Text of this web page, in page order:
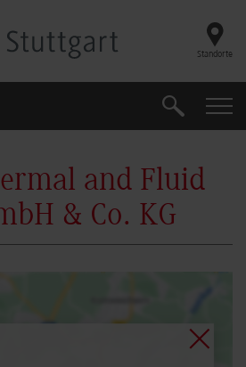
Standorte
Suche
and Fluid
& Co. KG